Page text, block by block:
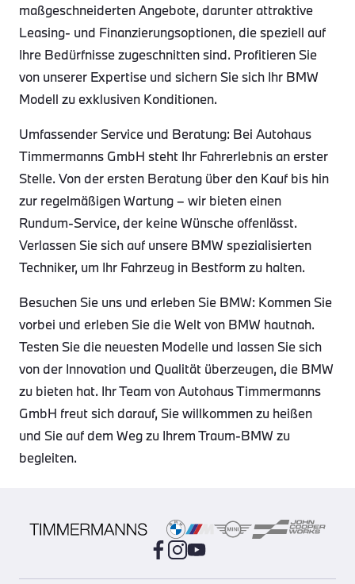
maßgeschneiderten Angebote, darunter attraktive
Leasing- und Finanzierungsoptionen, die speziell auf
Ihre Bedürfnisse zugeschnitten sind. Profitieren Sie
von unserer Expertise und sichern Sie sich Ihr BMW
Modell zu exklusiven Konditionen.
Umfassender Service und Beratung: Bei Autohaus
Timmermanns GmbH steht Ihr Fahrerlebnis an erster
Stelle. Von der ersten Beratung über den Kauf bis hin
zur regelmäßigen Wartung – wir bieten einen
Rundum-Service, der keine Wünsche offenlässt.
Verlassen Sie sich auf unsere BMW spezialisierten
Techniker, um Ihr Fahrzeug in Bestform zu halten.
Besuchen Sie uns und erleben Sie BMW: Kommen Sie
vorbei und erleben Sie die Welt von BMW hautnah.
Testen Sie die neuesten Modelle und lassen Sie sich
von der Innovation und Qualität überzeugen, die BMW
zu bieten hat. Ihr Team von Autohaus Timmermanns
GmbH freut sich darauf, Sie willkommen zu heißen
und Sie auf dem Weg zu Ihrem Traum-BMW zu
begleiten.